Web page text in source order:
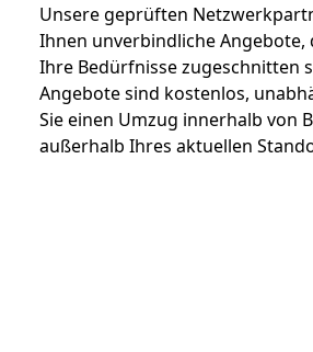
Unsere geprüften
Ihnen unverbindliche Angebote,
Ihre Bedürfnisse zugeschnitten
Angebote sind kostenlos,
Sie einen Umzug innerhalb von
außerhalb Ihres aktuellen